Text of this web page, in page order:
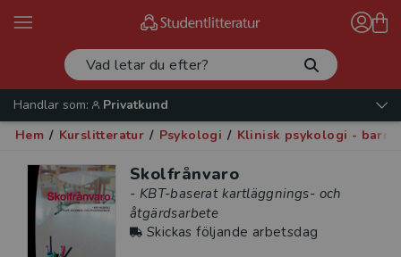
Handlar som:
Privatkund
Hem / Kurslitteratur / Psykologi / Klinisk psykologi - barn
Skolfrånvaro
- KBT-baserat kartläggnings- och
åtgärdsarbete
Skickas följande arbetsdag